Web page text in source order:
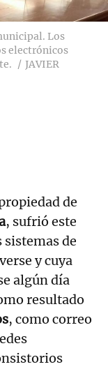
Los
electrónicos
JAVIER
de
, sufrió este
sistemas de
y cuya
algún día
resultado
, como correo